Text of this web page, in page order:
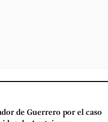
de Guerrero por el caso